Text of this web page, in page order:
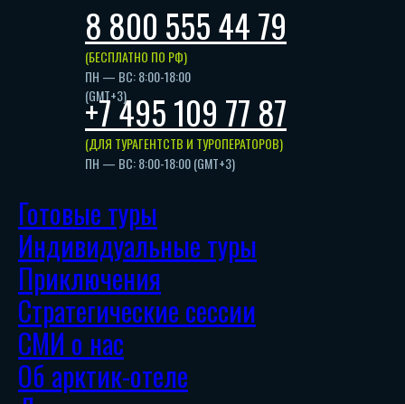
8 800 555 44 79
(БЕСПЛАТНО ПО РФ)
ПН — ВС: 8:00-18:00
(GMT+3)
+7 495 109 77 87
(ДЛЯ ТУРАГЕНТСТВ И ТУРОПЕРАТОРОВ)
ПН — ВС: 8:00-18:00 (GMT+3)
Готовые туры
Индивидуальные туры
Приключения
Стратегические сессии
СМИ о нас
Об арктик-отеле